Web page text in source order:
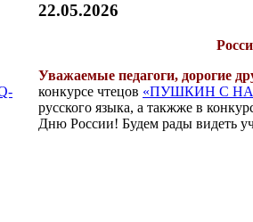
22.05.2026
Уважаемые педагоги, дорогие
конкурсе чтецов «ПУШКИН С
русского языка, а такжже в
Дню России! Будем рады видеть